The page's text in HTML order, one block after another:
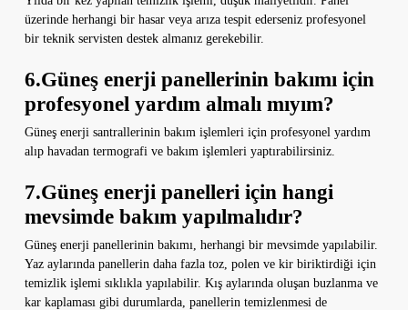
üzerinde herhangi bir hasar veya arıza tespit ederseniz profesyonel
bir teknik servisten destek almanız gerekebilir.
6.Güneş enerji panellerinin bakımı için
profesyonel yardım almalı mıyım?
Güneş enerji santrallerinin bakım işlemleri için profesyonel yardım
alıp havadan termografi ve bakım işlemleri yaptırabilirsiniz.
7.Güneş enerji panelleri için hangi
mevsimde bakım yapılmalıdır?
Güneş enerji panellerinin bakımı, herhangi bir mevsimde yapılabilir.
Yaz aylarında panellerin daha fazla toz, polen ve kir biriktirdiği için
temizlik işlemi sıklıkla yapılabilir. Kış aylarında oluşan buzlanma ve
kar kaplaması gibi durumlarda, panellerin temizlenmesi de